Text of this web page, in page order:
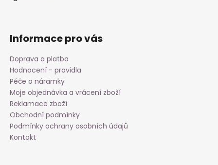
Informace pro vás
Doprava a platba
Hodnocení - pravidla
Péče o náramky
Moje objednávka a vrácení zboží
Reklamace zboží
Obchodní podmínky
Podmínky ochrany osobních údajů
Kontakt